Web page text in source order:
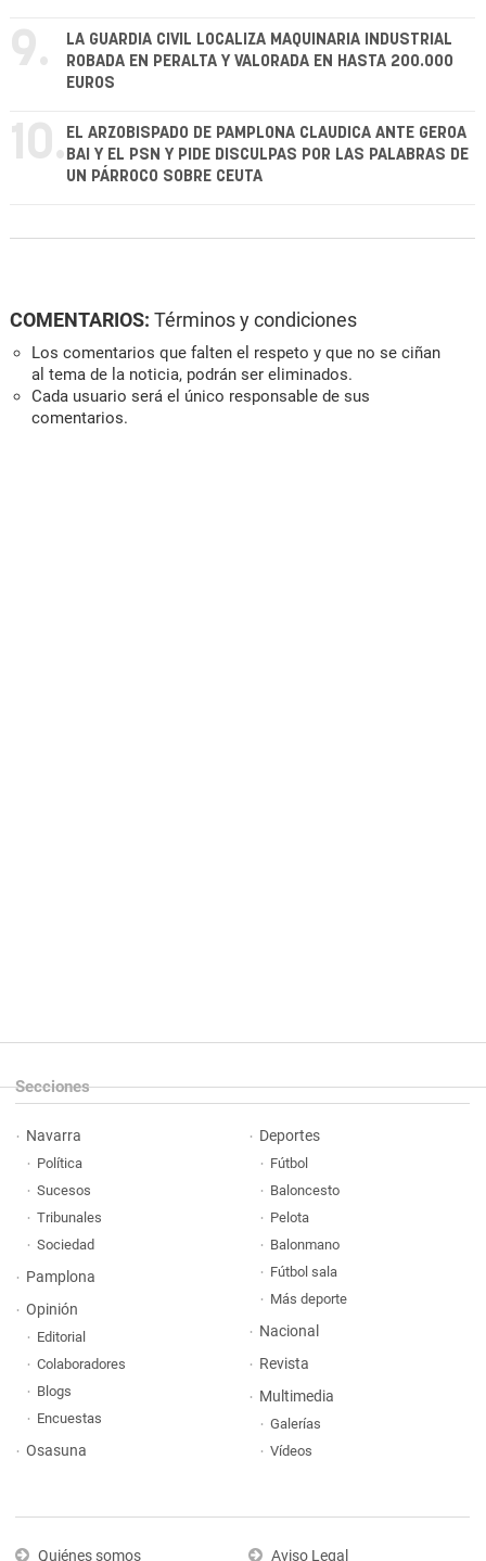
9.
LA GUARDIA CIVIL LOCALIZA MAQUINARIA INDUSTRIAL
ROBADA EN PERALTA Y VALORADA EN HASTA 200.000
EUROS
10. EL ARZOBISPADO DE PAMPLONA CLAUDICA ANTE GEROA
BAI Y EL PSN Y PIDE DISCULPAS POR LAS PALABRAS DE
UN PÁRROCO SOBRE CEUTA
COMENTARIOS: Términos y condiciones
Los comentarios que falten el respeto y que no se ciñan
al tema de la noticia, podrán ser eliminados.
Cada usuario será el único responsable de sus
comentarios.
Secciones
Navarra
Política
Sucesos
Tribunales
Sociedad
Pamplona
Opinión
Editorial
Colaboradores
Blogs
Encuestas
Osasuna
Deportes
Fútbol
Baloncesto
Pelota
Balonmano
Fútbol sala
Más deporte
Nacional
Revista
Multimedia
Galerías
Vídeos
Quiénes somos Aviso Legal